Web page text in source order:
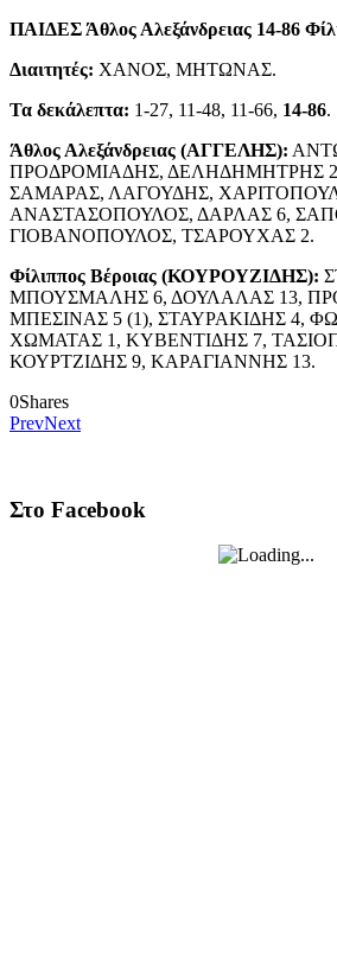
ΠΑΙΔΕΣ Άθλος Αλεξάνδρειας 14-86
Διαιτητές: ΧΑΝΟΣ, ΜΗΤΩΝΑΣ.
Τα δεκάλεπτα: 1-27, 11-48, 11-66, 14-86.
Άθλος Αλεξάνδρειας (ΑΓΓΕΛΗΣ):
ΠΡΟΔΡΟΜΙΑΔΗΣ, ΔΕΛΗΔΗΜΗΤΡΗΣ
ΣΑΜΑΡΑΣ, ΛΑΓΟΥΔΗΣ,
ΑΝΑΣΤΑΣΟΠΟΥΛΟΣ, ΔΑΡΛΑΣ 6,
ΓΙΟΒΑΝΟΠΟΥΛΟΣ, ΤΣΑΡΟΥΧΑΣ 2.
Φίλιππος Βέροιας (ΚΟΥΡΟΥΖΙΔΗΣ):
ΜΠΟΥΣΜΑΛΗΣ 6, ΔΟΥΛΑΛΑΣ 13,
ΜΠΕΣΙΝΑΣ 5 (1), ΣΤΑΥΡΑΚΙΔΗΣ 4,
ΧΩΜΑΤΑΣ 1, ΚΥΒΕΝΤΙΔΗΣ 7,
ΚΟΥΡΤΖΙΔΗΣ 9, ΚΑΡΑΓΙΑΝΝΗΣ 13.
0Shares
PrevNext
Στο Facebook